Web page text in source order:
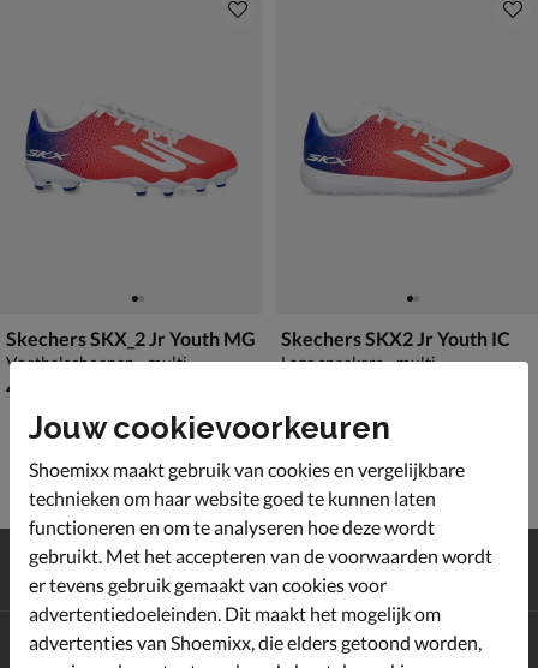
Skechers SKX_2 Jr Youth MG
Voetbalschoenen - multi
€ 49,99
49
Skechers SKX2 Jr Youth IC
Lage sneakers - multi
Gratisverzending en retour*
Achterafbetalen
Altijd op de hoogte zijn?
Jouw cookievoorkeuren
Shoemixx maakt gebruik van cookies en vergelijkbare
technieken om haar website goed te kunnen laten
functioneren en om te analyseren hoe deze wordt
gebruikt. Met het accepteren van de voorwaarden wordt
er tevens gebruik gemaakt van cookies voor
advertentiedoeleinden. Dit maakt het mogelijk om
advertenties van Shoemixx, die elders getoond worden,